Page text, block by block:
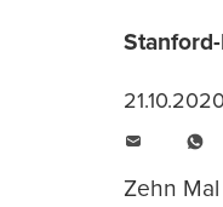
21.10.2020
Zehn